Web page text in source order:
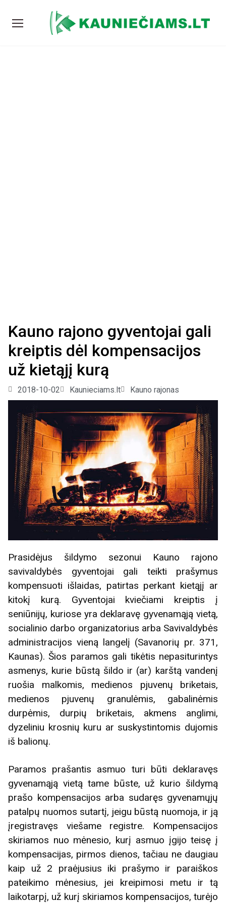
Kauno rajono gyventojai gali
kreiptis dėl kompensacijos
už kietąjį kurą
2018-10-02 Kaunieciams.lt Kauno rajonas
Prasidėjus šildymo sezonui Kauno rajono
savivaldybės gyventojai gali teikti prašymus
kompensuoti išlaidas, patirtas perkant kietąjį ar
kitokį kurą. Gyventojai kviečiami kreiptis į
seniūnijų, kuriose yra deklaravę gyvenamąją vietą,
socialinio darbo organizatorius arba Savivaldybės
administracijos vieną langelį (Savanorių pr. 371,
Kaunas). Šios paramos gali tikėtis nepasiturintys
asmenys, kurie būstą šildo ir (ar) karštą vandenį
ruošia malkomis, medienos pjuvenų briketais,
medienos pjuvenų granulėmis, gabalinėmis
durpėmis, durpių briketais, akmens anglimi,
dyzeliniu krosnių kuru ar suskystintomis dujomis
iš balionų.
Paramos prašantis asmuo turi būti deklaravęs
gyvenamąją vietą tame būste, už kurio šildymą
prašo kompensacijos arba sudaręs gyvenamųjų
patalpų nuomos sutartį, jeigu būstą nuomoja, ir ją
įregistravęs viešame registre. Kompensacijos
skiriamos nuo mėnesio, kurį asmuo įgijo teisę į
kompensacijas, pirmos dienos, tačiau ne daugiau
kaip už 2 praėjusius iki prašymo ir paraiškos
pateikimo mėnesius, jei kreipimosi metu ir tą
laikotarpį, už kurį skiriamos kompensacijos, turėjo